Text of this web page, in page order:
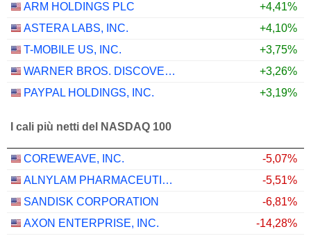
ARM HOLDINGS PLC
+4,41%
ASTERA LABS, INC.
+4,10%
T-MOBILE US, INC.
+3,75%
WARNER BROS. DISCOVERY, INC.
+3,26%
PAYPAL HOLDINGS, INC.
+3,19%
I cali più netti del NASDAQ 100
COREWEAVE, INC.
-5,07%
ALNYLAM PHARMACEUTICALS, INC.
-5,51%
SANDISK CORPORATION
-6,81%
AXON ENTERPRISE, INC.
-14,28%